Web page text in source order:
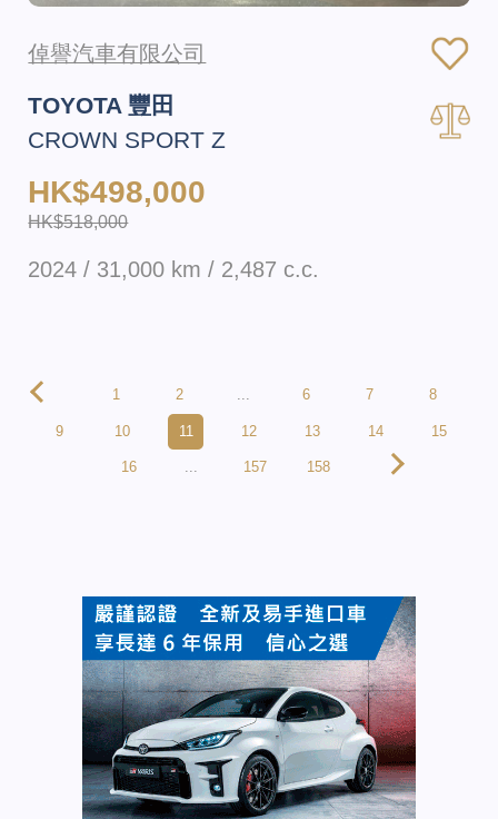
倬譽汽車有限公司
TOYOTA 豐田
CROWN SPORT Z
HK$498,000
HK$518,000
2024 / 31,000 km / 2,487 c.c.
1 2 ... 6 7 8
9 10 11 12 13 14 15
16 ... 157 158